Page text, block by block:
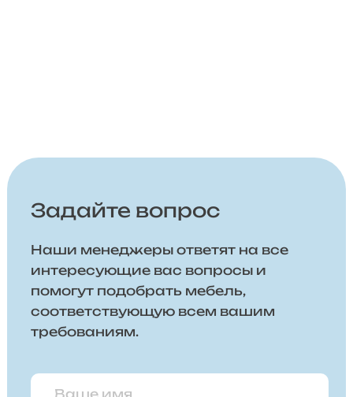
Задайте вопрос
Наши менеджеры ответят на все
интересующие вас вопросы и
помогут подобрать мебель,
соответствующую всем вашим
требованиям.